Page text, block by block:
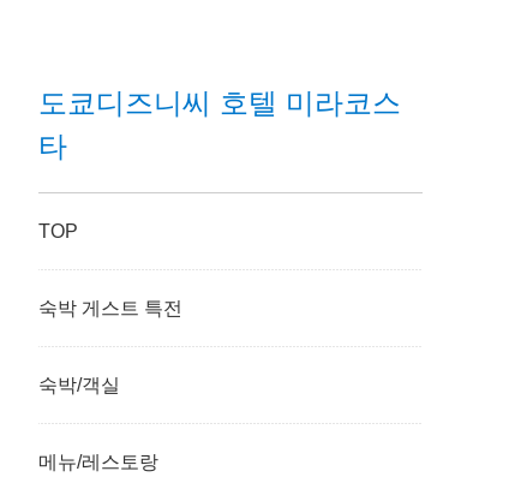
도쿄디즈니씨 호텔 미라코스
타
TOP
숙박 게스트 특전
숙박/객실
메뉴/레스토랑